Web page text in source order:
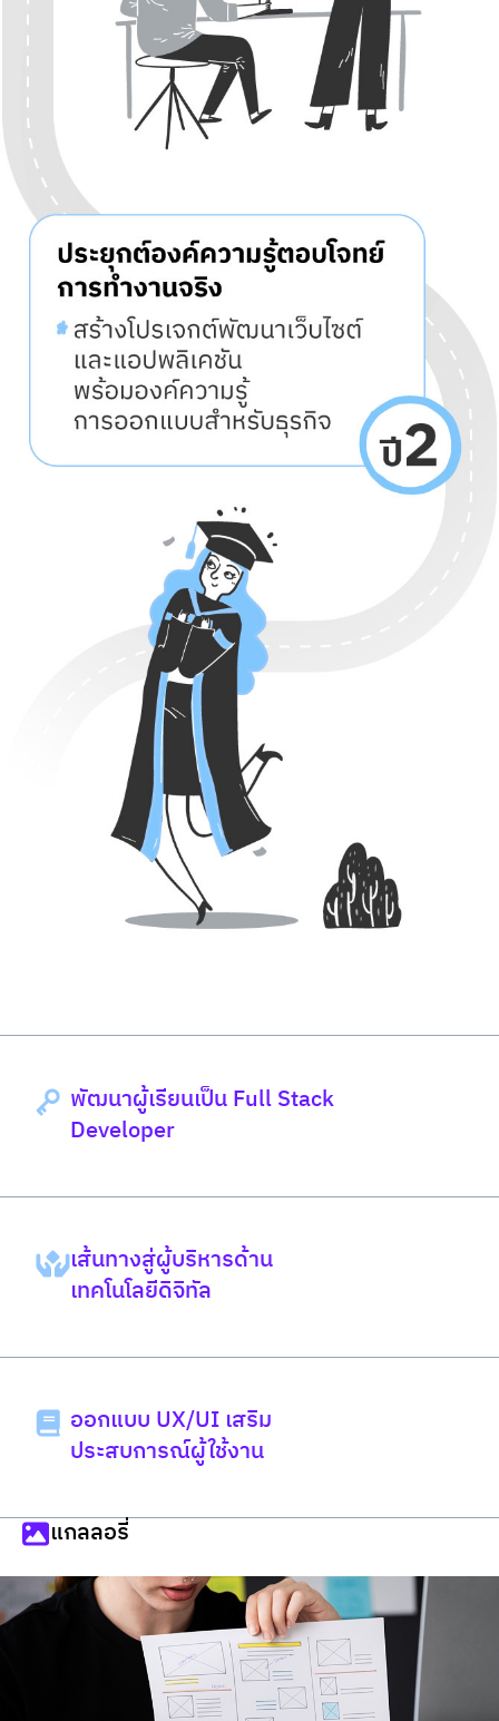
พัฒนาผู้เรียนเป็น Full Stack
Developer
เส้นทางสู่ผู้บริหารด้าน
เทคโนโลยีดิจิทัล
ออกแบบ UX/UI เสริม
ประสบการณ์ผู้ใช้งาน
แกลลอรี่